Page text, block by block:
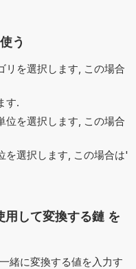
う
リを選択します, この場合
す.
位を選択します, この場合
を選択します, この場合は'
用して変換する鏈 を
緒に変換する値を入力す